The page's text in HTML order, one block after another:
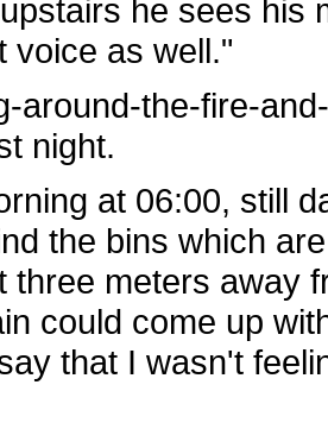
he sees his
voice as well."
around-the-fire-
night.
at 06:00, still
the bins which
three meters away
could come up
that I wasn't